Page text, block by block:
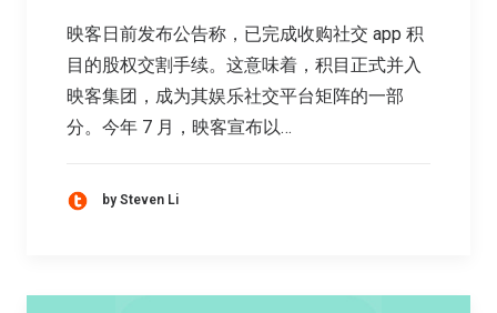
映客日前发布公告称，已完成收购社交 app 积
目的股权交割手续。这意味着，积目正式并入
映客集团，成为其娱乐社交平台矩阵的一部
分。今年 7 月，映客宣布以…
by Steven Li